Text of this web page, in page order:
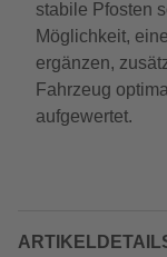
stabile Pfosten
Möglichkeit,
ergänzen,
Fahrzeug
aufgewertet.